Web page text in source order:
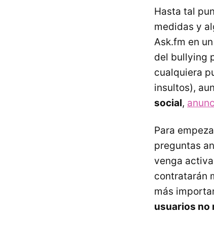
Hasta tal
medidas y
Ask.fm en
del bullying
cualquiera
insultos),
social,
Para
preguntas
venga
contratarán
más
usuarios no